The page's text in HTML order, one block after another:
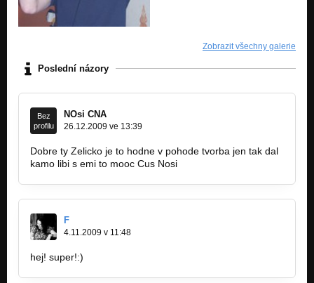
Zobrazit všechny galerie
Poslední názory
Bez
profilu
NOsi CNA
26.12.2009 ve 13:39
Dobre ty Zelicko je to hodne v pohode tvorba jen tak dal
kamo libi s emi to mooc Cus Nosi
F
4.11.2009 v 11:48
hej! super!:)